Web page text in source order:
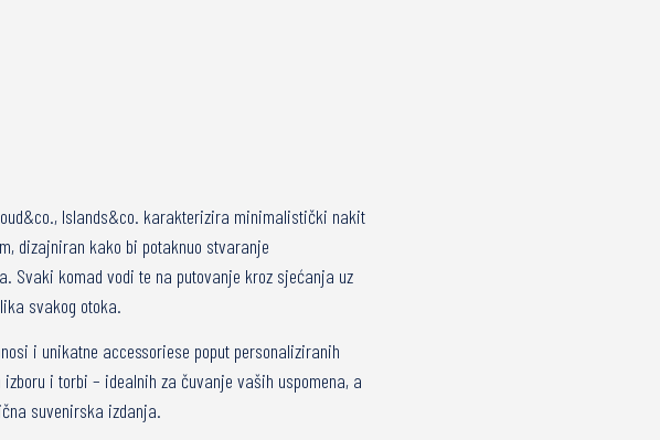
Islands&co. karakterizira minimalistički nakit
dizajniran kako bi potaknuo stvaranje
Svaki komad vodi te na putovanje kroz sjećanja uz
svakog otoka.
i unikatne accessoriese poput personaliziranih
i torbi – idealnih za čuvanje vaših uspomena, a
suvenirska izdanja.